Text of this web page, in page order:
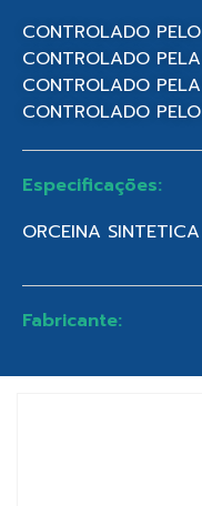
CONTROLADO
CONTROLADO
CONTROLADO
CONTROLADO
Especificações:
ORCEINA
Fabricante: